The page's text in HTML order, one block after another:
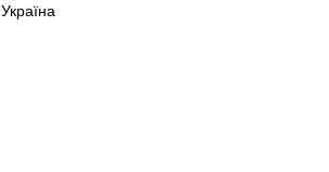
Україна